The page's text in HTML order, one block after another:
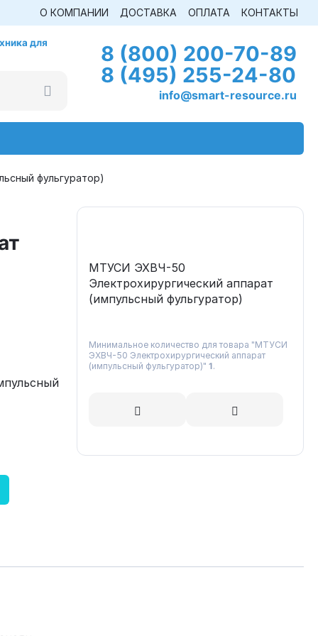
О КОМПАНИИ ДОСТАВКА ОПЛАТА КОНТАКТЫ
для
8 (800) 200-70-89
8 (495) 255-24-80
info@smart-resource.ru
фульгуратор)
МТУСИ ЭХВЧ-50
Электрохирургический аппарат
(импульсный фульгуратор)
Минимальное количество для товара "МТУСИ
ЭХВЧ-50 Электрохирургический аппарат
(импульсный фульгуратор)" 1.